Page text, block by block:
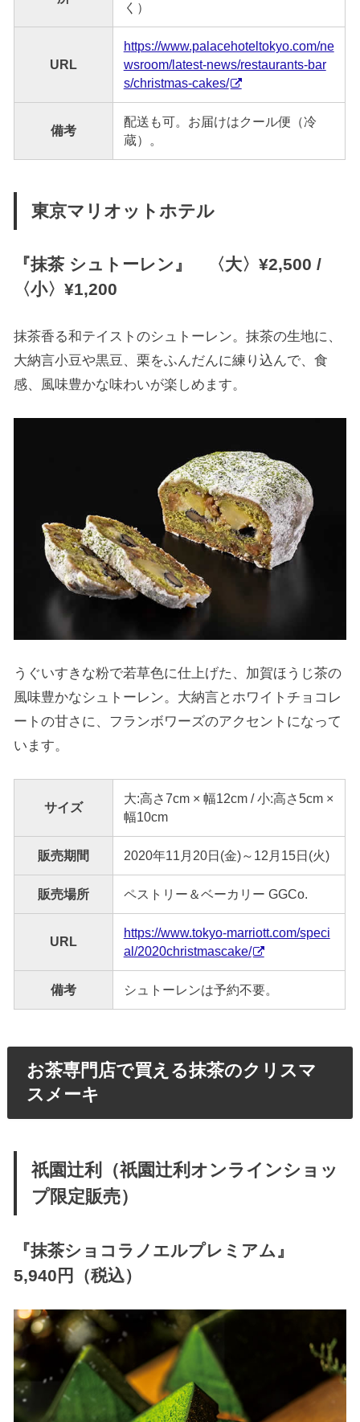
く）
URL
https://www.palacehoteltokyo.com/ne
wsroom/latest-news/restaurants-bar
s/christmas-cakes/
備考
配送も可。お届けはクール便（冷
蔵）。
東京マリオットホテル
『抹茶 シュトーレン』 〈大〉¥2,500 /
〈小〉¥1,200
抹茶香る和テイストのシュトーレン。抹茶の生地に、
大納言小豆や黒豆、栗をふんだんに練り込んで、食
感、風味豊かな味わいが楽しめます。
うぐいすきな粉で若草色に仕上げた、加賀ほうじ茶の
風味豊かなシュトーレン。大納言とホワイトチョコレ
ートの甘さに、フランボワーズのアクセントになって
います。
サイズ
大:高さ7cm × 幅12cm / 小:高さ5cm ×
幅10cm
販売期間 2020年11月20日(金)～12月15日(火)
販売場所 ペストリー＆ベーカリー GGCo.
URL
https://www.tokyo-marriott.com/speci
al/2020christmascake/
備考 シュトーレンは予約不要。
お茶専門店で買える抹茶のクリスマ
スメーキ
祇園辻利（祇園辻利オンラインショッ
プ限定販売）
『抹茶ショコラノエルプレミアム 』
5,940円（税込）